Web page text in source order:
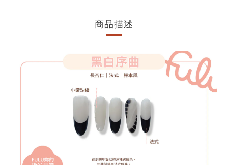
商品描述